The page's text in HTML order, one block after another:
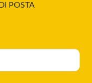
POSTA